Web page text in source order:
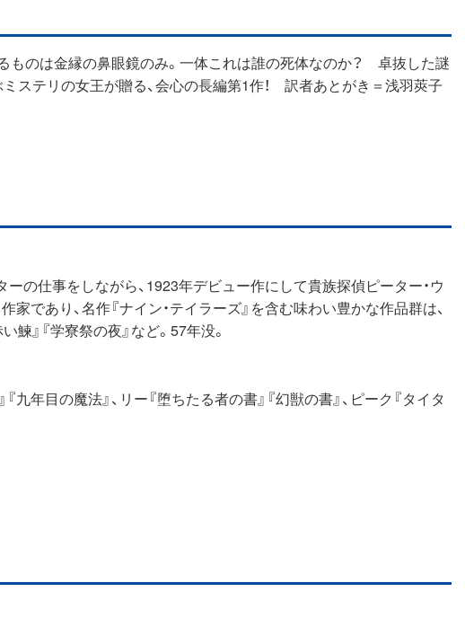
ものは金縁の鼻眼鏡のみ。一体これは誰の死体なのか？ 卓抜した謎
ステリの女王が贈る、会心の長編第1作！ 訳者あとがき＝浅羽莢子
の仕事をしながら、1923年デビュー作にして貴族探偵ピーター・ウ
であり、名作『ナイン・テイラーズ』を含む味わい豊かな作品群は、
』『学寮祭の夜』など。57年没。
年目の魔法』、リー『堕ちたる者の書』『幻獣の書』、ピーク『タイタ